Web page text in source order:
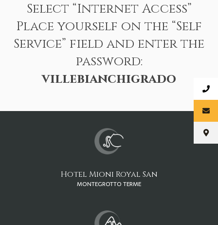
Select “Internet Access”
Place yourself on the “Self
Service” field and enter the
password:
villebianchigrado
Hotel Mioni Royal San
MONTEGROTTO TERME